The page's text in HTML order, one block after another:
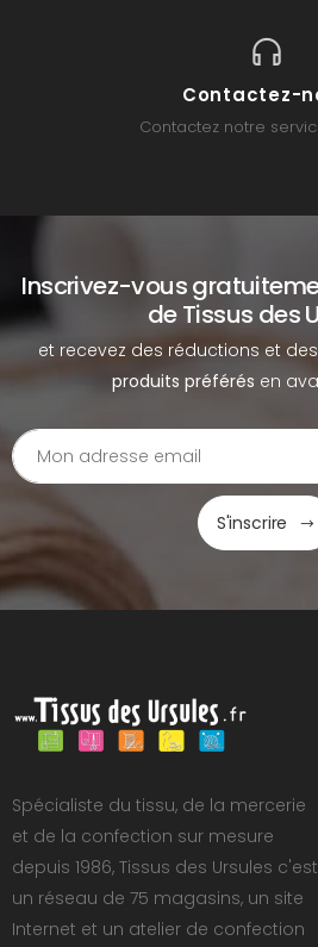
Contactez-
Contactez notre
Inscrivez-vous
de Tissus des
et recevez des réductions et
produits préférés en
S'inscrire
Spécialiste du tissu, de la mercerie
et de la confection sur mesure
depuis 1986, Tissus des Ursules c'est
un réseau de 75 magasins, un site
Internet et un atelier de confection